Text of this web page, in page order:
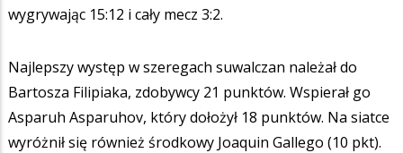
wygrywając 15:12 i cały mecz 3:2.
Najlepszy występ w szeregach suwalczan należał do
Bartosza Filipiaka, zdobywcy 21 punktów. Wspierał go
Asparuh Asparuhov, który dołożył 18 punktów. Na siatce
wyróżnił się również środkowy Joaquin Gallego (10 pkt).